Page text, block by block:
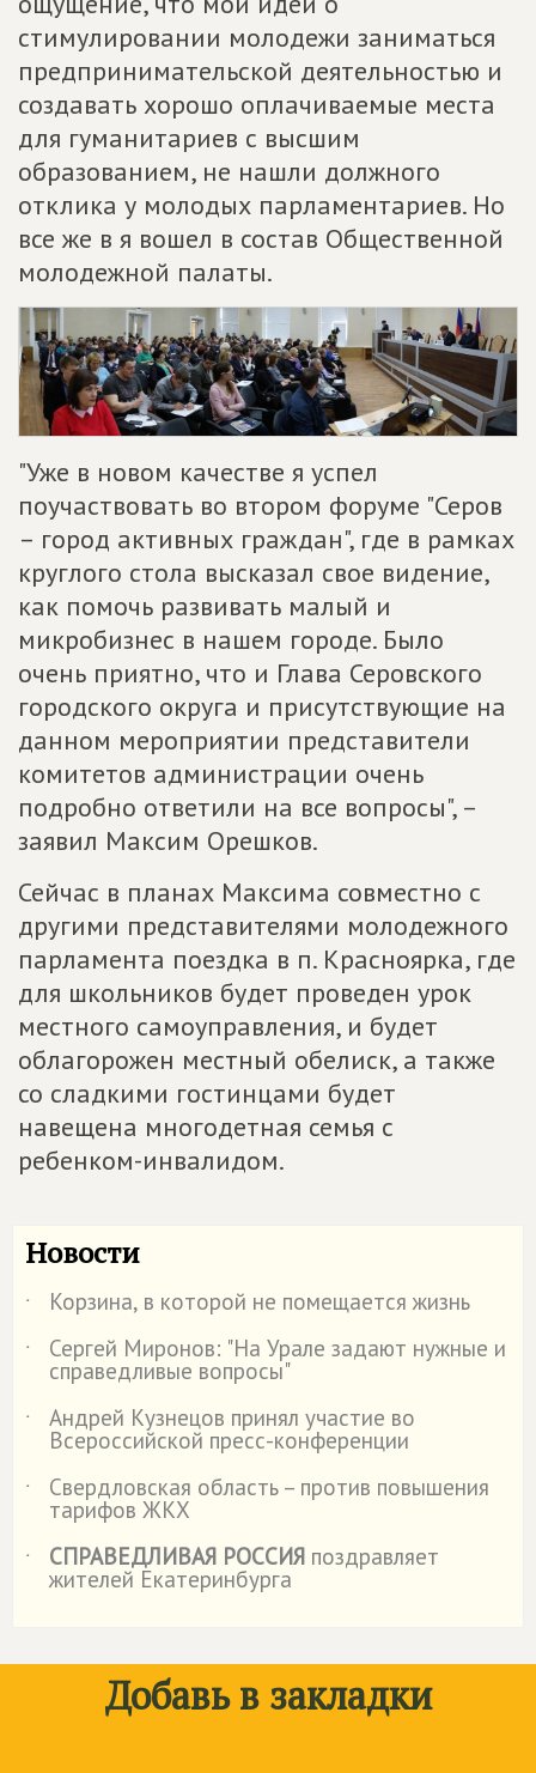
стимулировании молодежи заниматься
предпринимательской деятельностью и
создавать хорошо оплачиваемые места
для гуманитариев с высшим
образованием, не нашли должного
отклика у молодых парламентариев. Но
все же в я вошел в состав Общественной
молодежной палаты.
"Уже в новом качестве я успел
поучаствовать во втором форуме "Серов
– город активных граждан", где в рамках
круглого стола высказал свое видение,
как помочь развивать малый и
микробизнес в нашем городе. Было
очень приятно, что и Глава Серовского
городского округа и присутствующие на
данном мероприятии представители
комитетов администрации очень
подробно ответили на все вопросы", –
заявил Максим Орешков.
Сейчас в планах Максима совместно с
другими представителями молодежного
парламента поездка в п. Красноярка, где
для школьников будет проведен урок
местного самоуправления, и будет
облагорожен местный обелиск, а также
со сладкими гостинцами будет
навещена многодетная семья с
ребенком-инвалидом.
Новости
˙
Корзина, в которой не помещается жизнь
˙
Сергей Миронов: "На Урале задают нужные и
справедливые вопросы"
˙
Андрей Кузнецов принял участие во
Всероссийской пресс-конференции
˙
Свердловская область – против повышения
тарифов ЖКХ
˙
СПРАВЕДЛИВАЯ РОССИЯ поздравляет
жителей Екатеринбурга
Добавь в закладки